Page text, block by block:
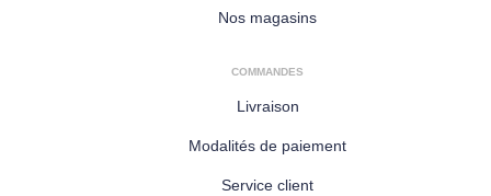
Nos magasins
COMMANDES
Livraison
Modalités de paiement
Service client